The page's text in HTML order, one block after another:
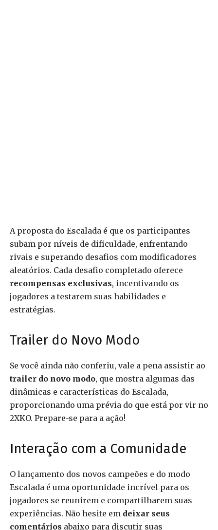
A proposta do Escalada é que os participantes
subam por níveis de dificuldade, enfrentando
rivais e superando desafios com modificadores
aleatórios. Cada desafio completado oferece
recompensas exclusivas, incentivando os
jogadores a testarem suas habilidades e
estratégias.
Trailer do Novo Modo
Se você ainda não conferiu, vale a pena assistir ao
trailer do novo modo, que mostra algumas das
dinâmicas e características do Escalada,
proporcionando uma prévia do que está por vir no
2XKO. Prepare-se para a ação!
Interação com a Comunidade
O lançamento dos novos campeões e do modo
Escalada é uma oportunidade incrível para os
jogadores se reunirem e compartilharem suas
experiências. Não hesite em deixar seus
comentários abaixo para discutir suas